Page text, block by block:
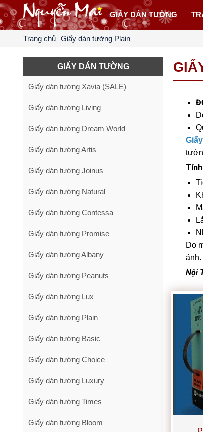
GIẤY DÁN TƯỜNG
Trang chủ Giấy dán tường Plain
GIẤY DÁN TƯỜNG
Giấy dán tường Xavia (SALE)
Giấy dán tường Living
Giấy dán tường Dream World
Giấy dán tường Artis
Giấy dán tường Joinus
Giấy dán tường Natural
Giấy dán tường Contessa
Giấy dán tường Promise
Giấy dán tường Albany
Giấy dán tường Peanuts
Giấy dán tường Lux
Giấy dán tường Plain
Giấy dán tường Basic
Giấy dán tường Choice
Giấy dán tường Luxury
Giấy dán tường Times
Giấy dán tường Bloom
Do
Nội